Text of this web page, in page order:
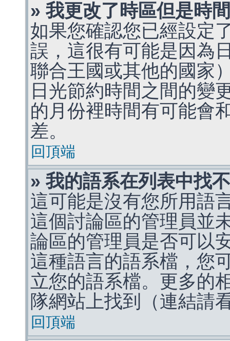
» 我更改了時區但是時
如果您確認您已經設定
誤，這很有可能是因為
聯合王國或其他的國家
日光節約時間之間的變
的月份裡時間有可能會
差。
回頂端
» 我的語系在列表中找
這可能是沒有您所用語
這個討論區的管理員並
論區的管理員是否可以
這種語言的語系檔，您
立您的語系檔。更多的
隊網站上找到（連結請
回頂端